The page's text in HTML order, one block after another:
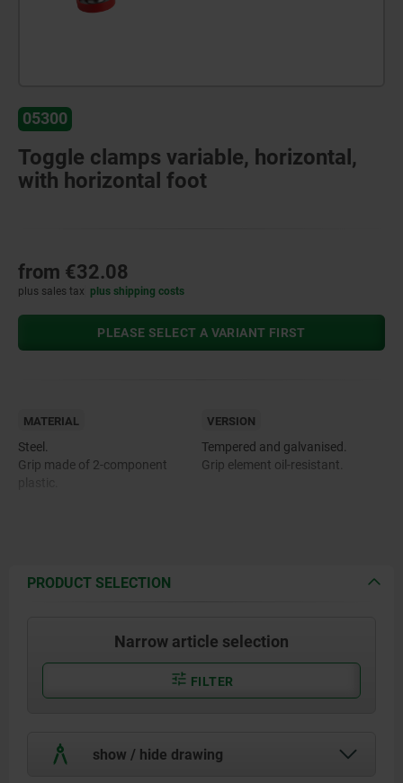
05300
Toggle clamps variable, horizontal,
with horizontal foot
from €32.08
plus sales tax plus shipping costs
PLEASE SELECT A VARIANT FIRST
MATERIAL
Steel.
Grip made of 2-component
VERSION
Tempered and galvanised.
Grip element oil-resistant.
PRODUCT SELECTION
Narrow article selection
FILTER
show / hide drawing